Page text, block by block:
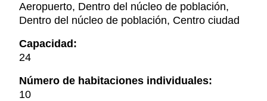
Aeropuerto, Dentro del núcleo de población,
Dentro del núcleo de población, Centro ciudad
Capacidad:
24
Número de habitaciones individuales:
10